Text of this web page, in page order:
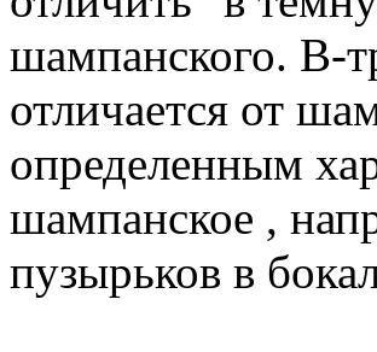
шампанского. В-
отличается от
определенным
шампанское ,
пузырьков в